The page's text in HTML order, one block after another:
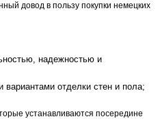
довод в пользу покупки немецких
надежностью и
вариантами отделки стен и пола;
устанавливаются посередине